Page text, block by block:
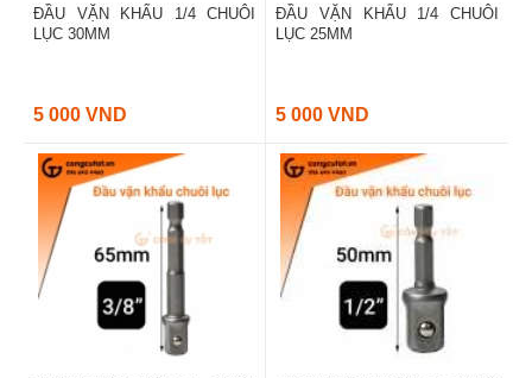
ĐẦU VẶN KHẨU 1/4 CHUÔI
LỤC 30MM
5 000 VND
ĐẦU VẶN KHẨU 1/4 CHUÔI
LỤC 25MM
5 000 VND